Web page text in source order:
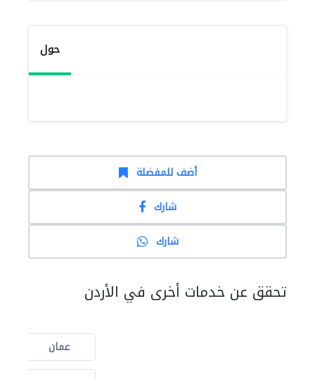
حول
أضف للمفضلة
شارك
شارك
تحقق عن خدمات أخرى في الأردن
عمان